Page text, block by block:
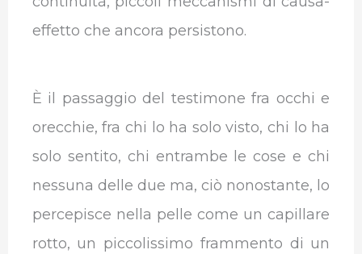
effetto che ancora persistono.
È il passaggio del testimone fra occhi e
orecchie, fra chi lo ha solo visto, chi lo ha
solo sentito, chi entrambe le cose e chi
nessuna delle due ma, ciò nonostante, lo
percepisce nella pelle come un capillare
rotto, un piccolissimo frammento di un